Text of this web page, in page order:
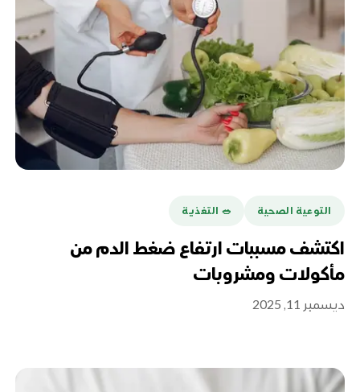
التوعية الصحية 🥗 التغذية
اكتشف مسببات ارتفاع ضغط الدم من
مأكولات ومشروبات
ديسمبر 11, 2025